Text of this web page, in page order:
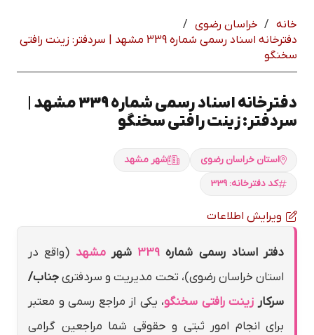
خانه / خراسان رضوي /
دفترخانه اسناد رسمی شماره 339 مشهد | سردفتر: زينت رافتي
سخنگو
دفترخانه اسناد رسمی شماره 339 مشهد |
سردفتر: زينت رافتي سخنگو
استان خراسان رضوي
شهر مشهد
کد دفترخانه: 339
ویرایش اطلاعات
دفتر اسناد رسمی شماره 339 شهرمشهد (واقع در
استان خراسان رضوي)، تحت مدیریت و سردفتریجناب/
سرکار زينت رافتي سخنگو، یکی از مراجع رسمی و معتبر
برای انجام امور ثبتی و حقوقی شما مراجعین گرامی